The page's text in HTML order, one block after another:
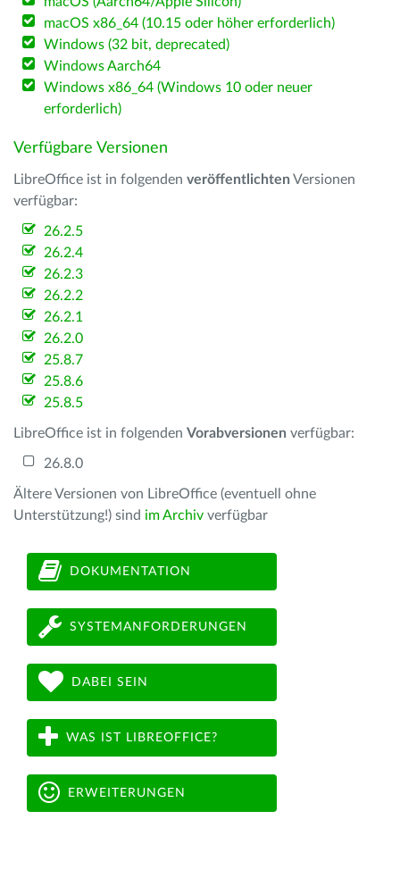
macOS x86_64 (10.15 oder höher erforderlich)
Windows (32 bit, deprecated)
Windows Aarch64
Windows x86_64 (Windows 10 oder neuer
erforderlich)
Verfügbare Versionen
LibreOffice ist in folgenden veröffentlichten Versionen
verfügbar:
26.2.5
26.2.4
26.2.3
26.2.2
26.2.1
26.2.0
25.8.7
25.8.6
25.8.5
LibreOffice ist in folgenden Vorabversionen verfügbar:
26.8.0
Ältere Versionen von LibreOffice (eventuell ohne
Unterstützung!) sind im Archiv verfügbar
DOKUMENTATION
SYSTEMANFORDERUNGEN
DABEI SEIN
WAS IST LIBREOFFICE?
ERWEITERUNGEN